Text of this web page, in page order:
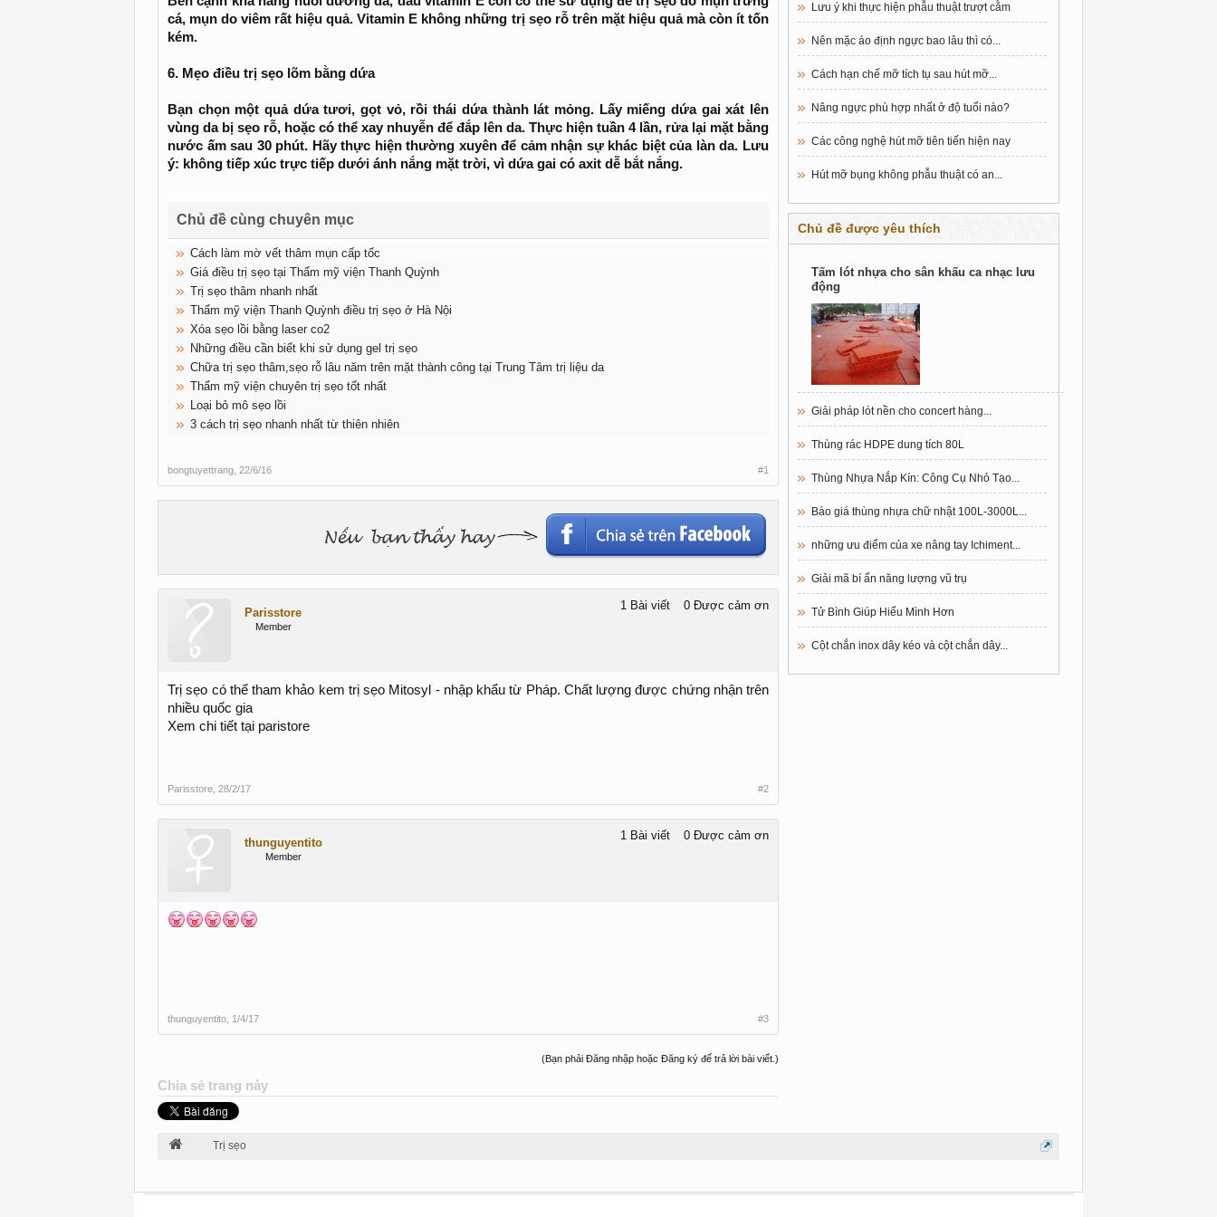
cá, mụn do viêm rất hiệu quả. Vitamin E không những trị sẹo rỗ trên mặt hiệu quả mà còn ít tốn
kém.
6. Mẹo điều trị sẹo lõm bằng dứa
Bạn chọn một quả dứa tươi, gọt vỏ, rồi thái dứa thành lát mỏng. Lấy miếng dứa gai xát lên
vùng da bị sẹo rỗ, hoặc có thể xay nhuyễn để đắp lên da. Thực hiện tuần 4 lần, rửa lại mặt bằng
nước ấm sau 30 phút. Hãy thực hiện thường xuyên để cảm nhận sự khác biệt của làn da. Lưu
ý: không tiếp xúc trực tiếp dưới ánh nắng mặt trời, vì dứa gai có axit dễ bắt nắng.
Chủ đề cùng chuyên mục
Cách làm mờ vết thâm mụn cấp tốc
Giá điều trị sẹo tại Thẩm mỹ viện Thanh Quỳnh
Trị sẹo thâm nhanh nhất
Thẩm mỹ viện Thanh Quỳnh điều trị sẹo ở Hà Nội
Xóa sẹo lồi bằng laser co2
Những điều cần biết khi sử dụng gel trị sẹo
Chữa trị sẹo thâm,sẹo rỗ lâu năm trên mặt thành công tại Trung Tâm trị liệu da
Thẩm mỹ viện chuyên trị sẹo tốt nhất
Loại bỏ mô sẹo lồi
3 cách trị sẹo nhanh nhất từ thiên nhiên
bongtuyettrang 22/6/16 #1
Parisstore
Member
1 Bài viết 0 Được cảm ơn
Trị sẹo có thể tham khảo kem trị sẹo Mitosyl - nhập khẩu từ Pháp. Chất lượng được chứng nhận trên
nhiều quốc gia
Xem chi tiết tại paristore
Parisstore 28/2/17 #2
thunguyentito
Member
1 Bài viết 0 Được cảm ơn
thunguyentito 1/4/17 #3
(Bạn phải Đăng nhập hoặc Đăng ký để trả lời bài viết.)
Chia sẻ trang này
Lưu ý khi thực hiện phẫu thuật trượt cằm
Nên mặc áo định ngực bao lâu thì có...
Cách hạn chế mỡ tích tụ sau hút mỡ...
Nâng ngực phù hợp nhất ở độ tuổi nào?
Các công nghệ hút mỡ tiên tiến hiện nay
Hút mỡ bụng không phẫu thuật có an...
Chủ đề được yêu thích
Tấm lót nhựa cho sân khấu ca nhạc lưu
động
Giải pháp lót nền cho concert hàng...
Thùng rác HDPE dung tích 80L
Thùng Nhựa Nắp Kín: Công Cụ Nhỏ Tạo...
Báo giá thùng nhựa chữ nhật 100L-3000L...
những ưu điểm của xe nâng tay Ichiment...
Giải mã bí ẩn năng lượng vũ trụ
Tử Bình Giúp Hiểu Mình Hơn
Cột chắn inox dây kéo và cột chắn dây...
Trị sẹo